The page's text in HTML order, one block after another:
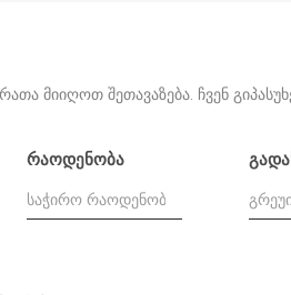
მიიღოთ შეთავაზება. ჩვენ
რაოდენობა